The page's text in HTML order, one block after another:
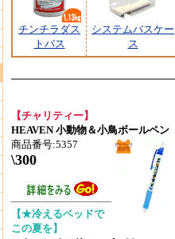
チンチラダス
トバス
システムバスケー
ス
【チャリティー】
HEAVEN 小動物＆小鳥ボールペン
商品番号:5357
\300
【★冷えるベッドで
この夏を】